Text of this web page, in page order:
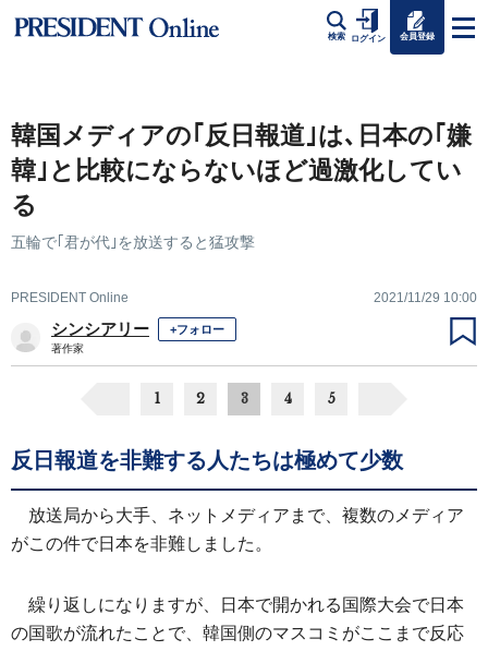
検索 ログイン 会員登録
韓国メディアの｢反日報道｣は､日本の｢嫌
韓｣と比較にならないほど過激化してい
る
五輪で｢君が代｣を放送すると猛攻撃
PRESIDENT Online 2021/11/29 10:00
シンシアリー +フォロー
著作家
1 2 3 4 5
反日報道を非難する人たちは極めて少数
放送局から大手、ネットメディアまで、複数のメディア
がこの件で日本を非難しました。
繰り返しになりますが、日本で開かれる国際大会で日本
の国歌が流れたことで、韓国側のマスコミがここまで反応